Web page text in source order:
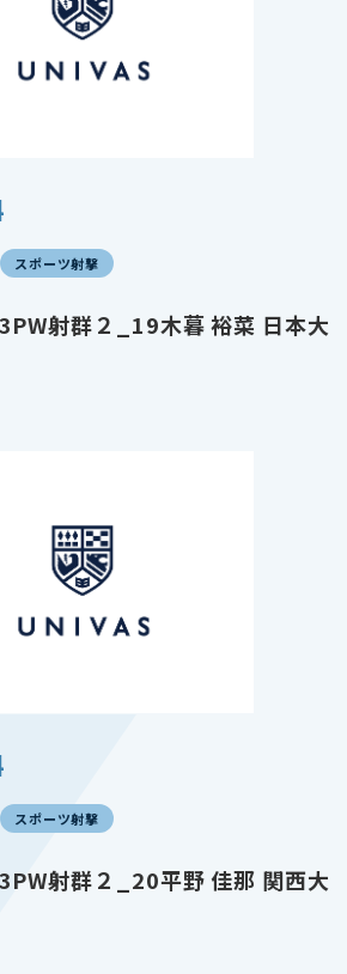
スポーツ射撃
射群２_19木暮 裕菜 日本大
スポーツ射撃
射群２_20平野 佳那 関西大